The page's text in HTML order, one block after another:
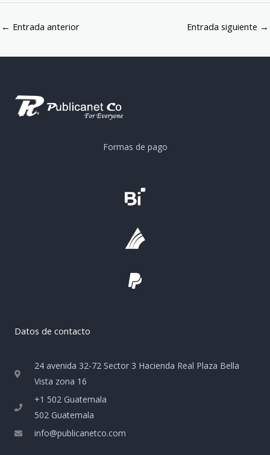
← Entrada anterior Entrada siguiente →
Formas de pago
Datos de contacto
24 avenida 32-72 Sector 3 Hacienda Real Plaza Bella
Vista zona 16
+1 502 Guatemala
502 Guatemala
info@publicanetco.com